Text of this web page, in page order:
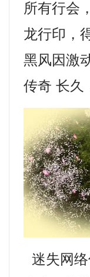
所有行会
龙行印，
黑风因激
传奇 长久
迷失网